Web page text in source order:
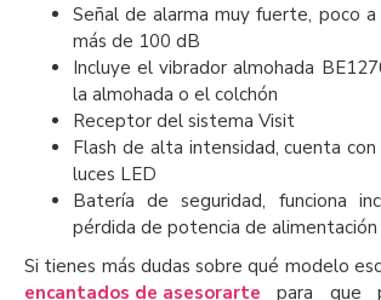
Señal de alarma muy fuerte, poco
más de 100 dB
Incluye el vibrador almohada
la almohada o el colchón
Receptor del sistema Visit
Flash de alta intensidad, cuenta
luces LED
Batería de seguridad, funciona
pérdida de potencia de alimentación
Si tienes más dudas sobre qué modelo
encantados de asesorarte para que